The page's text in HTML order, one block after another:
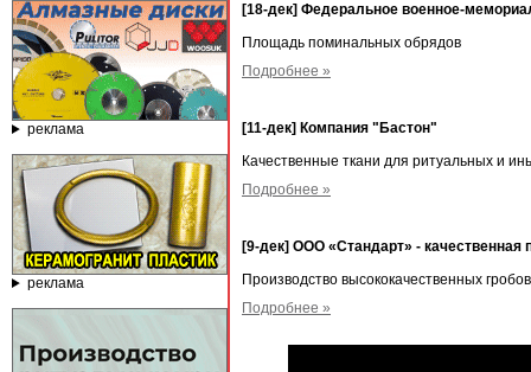
реклама
реклама
[18-дек] Федеральное военное-
Площадь поминальных обрядов
Подробнее »
[11-дек] Компания "Бастон"
Качественные ткани для ритуальных и
Подробнее »
[9-дек] ООО «Стандарт» - качественная
Производство высококачественных
Подробнее »